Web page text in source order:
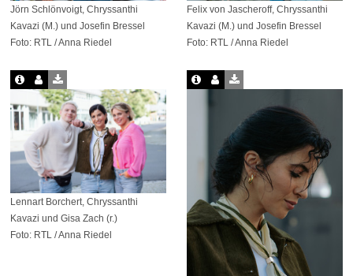
Jörn Schlönvoigt, Chryssanthi
Kavazi (M.) und Josefin Bressel
Foto: RTL / Anna Riedel
Felix von Jascheroff, Chryssanthi
Kavazi (M.) und Josefin Bressel
Foto: RTL / Anna Riedel
Lennart Borchert, Chryssanthi
Kavazi und Gisa Zach (r.)
Foto: RTL / Anna Riedel